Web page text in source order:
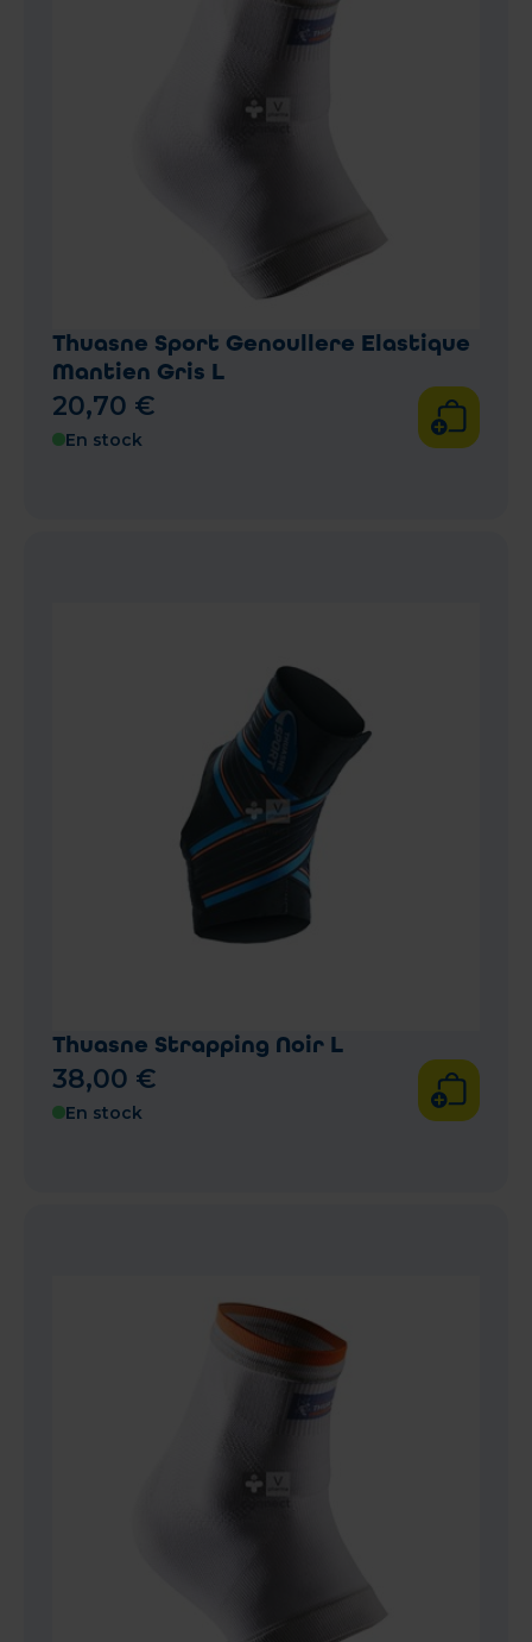
Thuasne Sport Genoullere Elastique
Mantien Gris L
20,70 €
En stock
Thuasne Strapping Noir L
38,00 €
En stock